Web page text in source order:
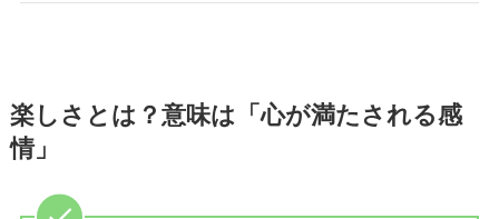
楽しさとは？意味は「心が満たされる感
情」